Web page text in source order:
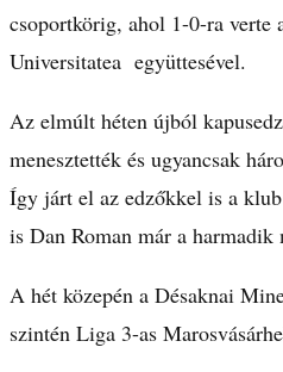
csoportkörig, ahol 1-0-ra
Universitatea együttesével.
Az elmúlt héten újból
menesztették és ugyancsak
Így járt el az edzőkkel is a
is Dan Roman már a harmadik
A hét közepén a Désaknai
szintén Liga 3-as